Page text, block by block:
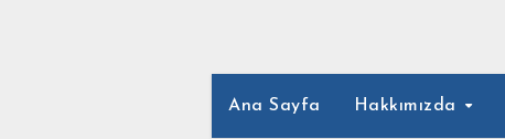
Ana Sayfa Hakkımızda